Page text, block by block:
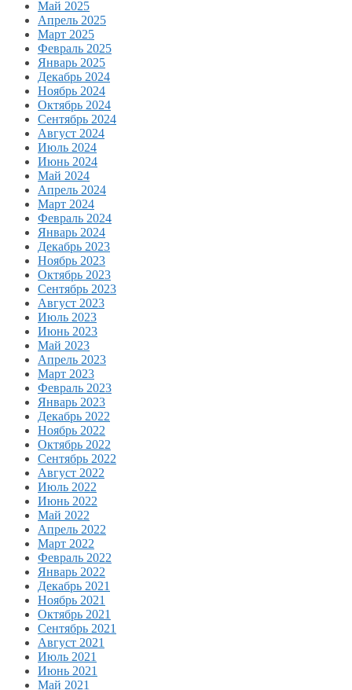
Май 2025
Апрель 2025
Март 2025
Февраль 2025
Январь 2025
Декабрь 2024
Ноябрь 2024
Октябрь 2024
Сентябрь 2024
Август 2024
Июль 2024
Июнь 2024
Май 2024
Апрель 2024
Март 2024
Февраль 2024
Январь 2024
Декабрь 2023
Ноябрь 2023
Октябрь 2023
Сентябрь 2023
Август 2023
Июль 2023
Июнь 2023
Май 2023
Апрель 2023
Март 2023
Февраль 2023
Январь 2023
Декабрь 2022
Ноябрь 2022
Октябрь 2022
Сентябрь 2022
Август 2022
Июль 2022
Июнь 2022
Май 2022
Апрель 2022
Март 2022
Февраль 2022
Январь 2022
Декабрь 2021
Ноябрь 2021
Октябрь 2021
Сентябрь 2021
Август 2021
Июль 2021
Июнь 2021
Май 2021